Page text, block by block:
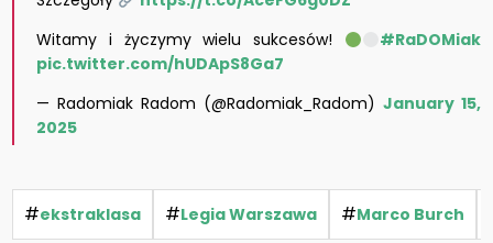
Witamy i życzymy wielu sukcesów!
#RaDOMiak
pic.twitter.com/hUDApS8Ga7
— Radomiak Radom (@Radomiak_Radom) January 15,
2025
#ekstraklasa #Legia Warszawa #Marco Burch